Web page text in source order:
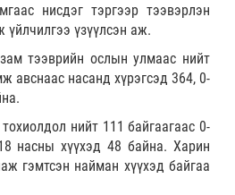
нисдэг тэргээр тээвэрлэн
үзүүлсэн аж.
тээврийн ослын улмаас нийт
авснаас насанд хүрэгсэд 364, 0-
нийт 111 байгаагаас 0-
насны хүүхэд 48 байна. Харин
гэмтсэн найман хүүхэд байгаа